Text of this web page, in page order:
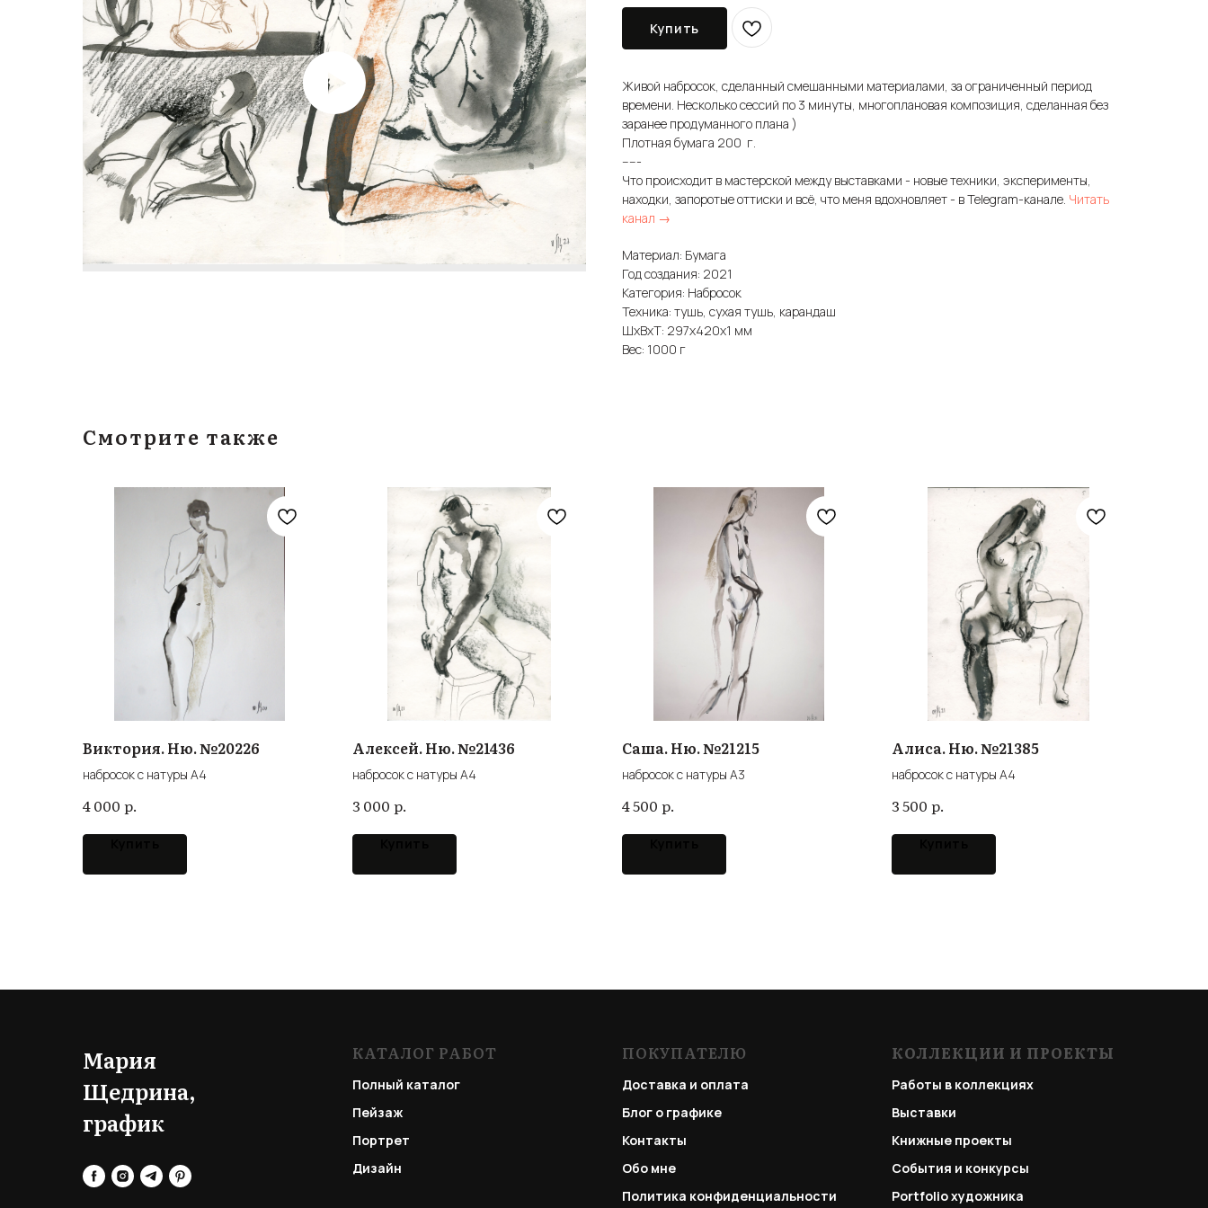
Купить
Живой набросок, сделанный смешанными материалами, за ограниченный период
времени. Несколько сессий по 3 минуты, многоплановая композиция, сделанная без
заранее продуманного плана )
Плотная бумага 200 г.
-----
Что происходит в мастерской между выставками - новые техники, эксперименты,
находки, запоротые оттиски и всё, что меня вдохновляет - в Telegram-канале. Читать
канал →
Материал: Бумага
Год создания: 2021
Категория: Набросок
Техника: тушь, сухая тушь, карандаш
ШxВxТ: 297x420x1 мм
Вес: 1000 г
Смотрите также
Виктория. Ню. №20226
набросок с натуры А4
4 000 р.
Алексей. Ню. №21436
набросок с натуры А4
3 000 р.
Саша. Ню. №21215
набросок с натуры А3
4 500 р.
Алиса. Ню. №21385
набросок с натуры А4
3 500 р.
Мария
Щедрина,
график
КАТАЛОГ РАБОТ
Полный каталог
Пейзаж
Портрет
Дизайн
ПОКУПАТЕЛЮ
Доставка и оплата
Блог о графике
Контакты
Обо мне
Политика конфиденциальности
КОЛЛЕКЦИИ И ПРОЕКТЫ
Работы в коллекциях
Выставки
Книжные проекты
События и конкурсы
Portfolioхудожника